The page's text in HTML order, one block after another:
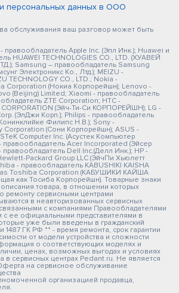
персональных данных в ООО
обслуживания ваш разговор может быть
правообладатель Apple Inc. (Эпл Инк.); Huawei и
HUAWEI TECHNOLOGIES CO., LTD. (ХУАВЕЙ
Samsung – правообладатель Samsung
Электроникс Ко., Лтд.); MEIZU -
TECHNOLOGY CO., LTD.; Nokia -
Corporation (Нокиа Корпорейшн); Lenovo -
(Beijing) Limited; Xiaomi - правообладатель
ZTE Corporation; HTC -
(Эйч-Ти-Си КОРПОРЕЙШН); LG -
(ЭлДжи Корп.); Philips - правообладатель
Филипс Н.В.); Sony -
Corporation (Сони Корпорейшн); ASUS -
Computer Inc. (Асустек Компьютер
правообладатель Acer Incorporated (Эйсер
правообладатель Dell Inc.(Делл Инк.); HP -
Packard Group LLC (ЭйчПи Хьюлетт
- правообладатель KABUSHIKI KAISHA
Toshiba Corporation (КАБУШИКИ КАЙША
как Тосиба Корпорейшн). Товарные знаки
товара, в отношении которых
ремонту сервисными центрами
в неавторизованных сервисных
связанными с компаниями Правообладателями
с ее официальными представителями в
уже были введены в гражданский
1487 ГК РФ ** - время ремонта, срок гарантии
от модели устройства и сложности
о соответствующих моделях и
ценах, возможных выгодах и условиях
в сервисных центрах Pedant.ru. Не является
на сервисное обслуживание
организацией продавца,